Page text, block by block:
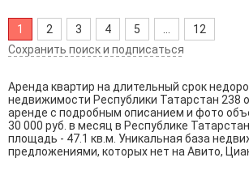
1 2 3 4 5
12
Сохранить поиск и подписаться
Аренда квартир на длительный срок
недвижимости Республики Татарстан 238
аренде с подробным описанием и фото
30 000 руб. в месяц в Республике
площадь - 47.1 кв.м. Уникальная база
предложениями, которых нет на Авито,